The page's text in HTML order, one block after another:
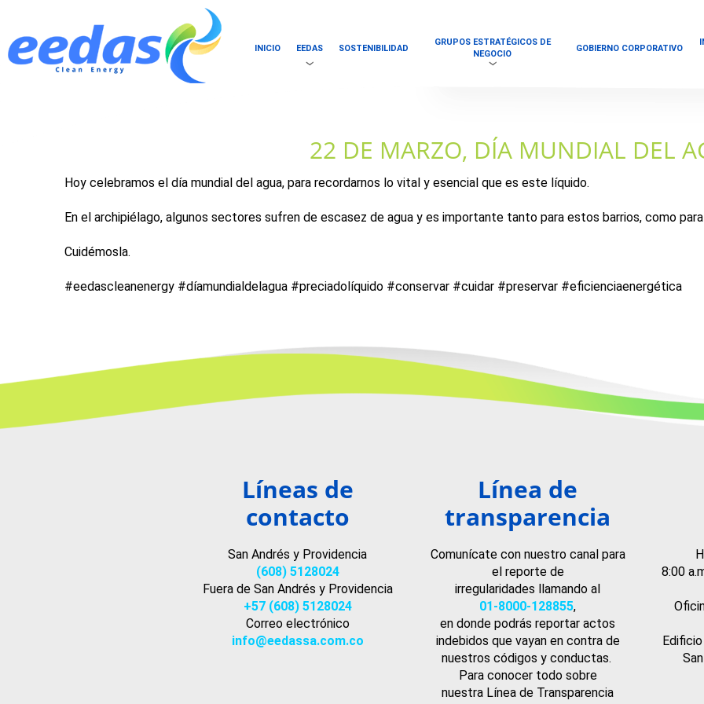
INICIO EEDAS SOSTENIBILIDAD
GRUPOS ESTRATÉGICOS DE
NEGOCIO
GOBIERNO CORPORATIVO
22 DE MARZO, DÍA MUNDIAL DEL
Hoy celebramos el día mundial del agua, para recordarnos lo vital y esencial que es este líquido.
En el archipiélago, algunos sectores sufren de escasez de agua y es importante tanto para estos barrios, como
Cuidémosla.
#eedascleanenergy #díamundialdelagua #preciadolíquido #conservar #cuidar #preservar #eficienciaenergética
Líneas de
contacto
San Andrés y Providencia
(608) 5128024
Fuera de San Andrés y Providencia
+57 (608) 5128024
Correo electrónico
info@eedassa.com.co
Línea de
transparencia
Comunícate con nuestro canal para
el reporte de
irregularidades llamando al
01-8000-128855,
en donde podrás reportar actos
indebidos que vayan en contra de
nuestros códigos y conductas.
Para conocer todo sobre
nuestra Línea de Transparencia
8:00